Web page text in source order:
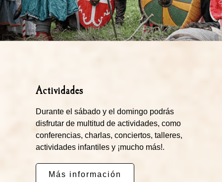
Actividades
Durante el sábado y el domingo podrás
disfrutar de multitud de actividades, como
conferencias, charlas, conciertos, talleres,
actividades infantiles y ¡mucho más!.
Más información